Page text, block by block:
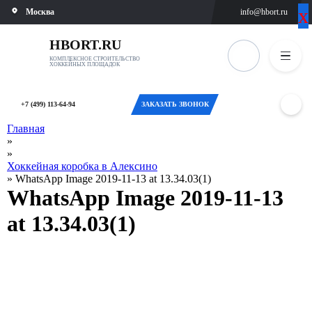
Москва info@hbort.ru
HBORT.RU
КОМПЛЕКСНОЕ СТРОИТЕЛЬСТВО
ХОККЕЙНЫХ ПЛОЩАДОК
+7 (499) 113-64-94 ЗАКАЗАТЬ ЗВОНОК
Санкт-
Екатеринбург
Главная
»
»
Хоккейная коробка в Алексино
» WhatsApp Image 2019-11-13 at 13.34.03(1)
WhatsApp Image 2019-11-13
at 13.34.03(1)
х
х